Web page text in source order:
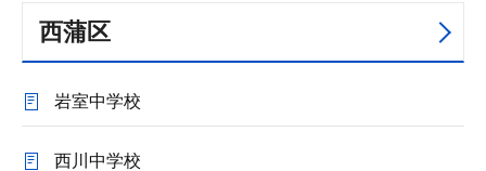
西蒲区
岩室中学校
西川中学校